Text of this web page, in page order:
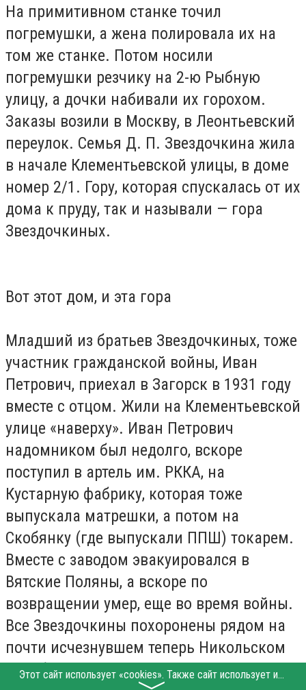
На примитивном станке точил
погремушки, а жена полировала их на
том же станке. Потом носили
погремушки резчику на 2-ю Рыбную
улицу, а дочки набивали их горохом.
Заказы возили в Москву, в Леонтьевский
переулок. Семья Д. П. Звездочкина жила
в начале Клементьевской улицы, в доме
номер 2/1. Гору, которая спускалась от их
дома к пруду, так и называли — гора
Звездочкиных.
Вот этот дом, и эта гора
Младший из братьев Звездочкиных, тоже
участник гражданской войны, Иван
Петрович, приехал в Загорск в 1931 году
вместе с отцом. Жили на Клементьевской
улице «наверху». Иван Петрович
надомником был недолго, вскоре
поступил в артель им. РККА, на
Кустарную фабрику, которая тоже
выпускала матрешки, а потом на
Скобянку (где выпускали ППШ) токарем.
Вместе с заводом эвакуировался в
Вятские Поляны, а вскоре по
возвращении умер, еще во время войны.
Все Звездочкины похоронены рядом на
почти исчезнувшем теперь Никольском
кладбище.
Этот сайт использует «cookies». Также сайт использует интернет-сервис для сбора технических данных касательно посетителей с целью получения маркетинговой и статистической информации. Условия обработки данных посетителей сайта см.
〉